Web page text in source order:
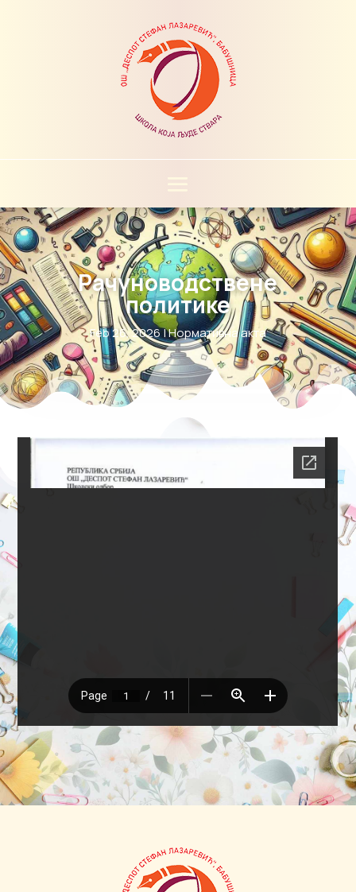
Рачуноводствене
политике
Feb 26, 2026|Нормативна акта